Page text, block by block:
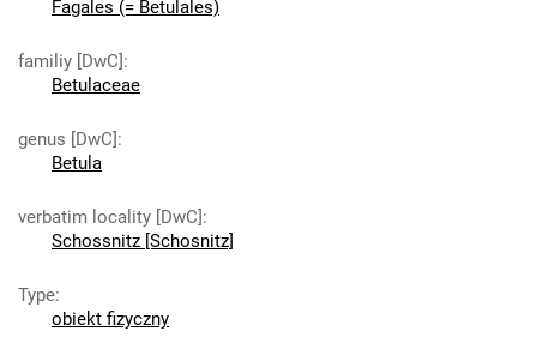
Fagales (= Betulales)
familiy [DwC]:
Betulaceae
genus [DwC]:
Betula
verbatim locality [DwC]:
Schossnitz [Schosnitz]
Type:
obiekt fizyczny